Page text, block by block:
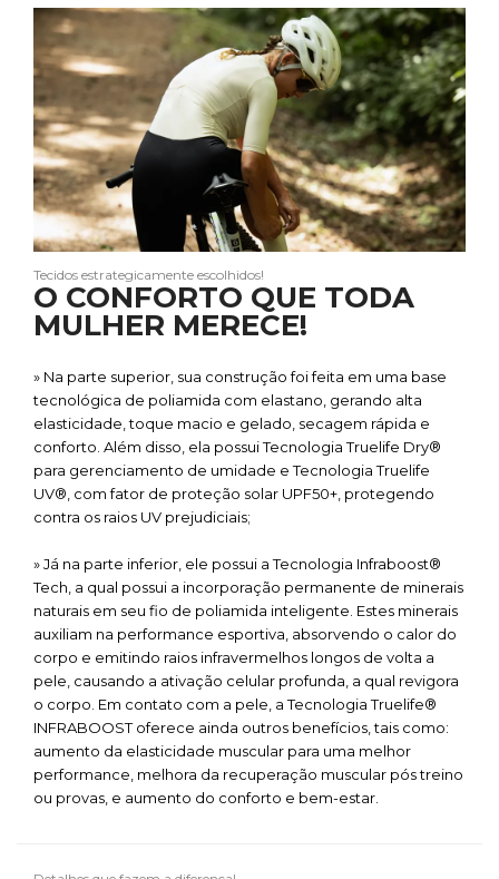
Tecidos estrategicamente escolhidos!
O CONFORTO QUE TODA
MULHER MERECE!
» Na parte superior, sua construção foi feita em uma base
tecnológica de poliamida com elastano, gerando alta
elasticidade, toque macio e gelado, secagem rápida e
conforto. Além disso, ela possui Tecnologia Truelife Dry®
para gerenciamento de umidade e Tecnologia Truelife
UV®, com fator de proteção solar UPF50+, protegendo
contra os raios UV prejudiciais;
» Já na parte inferior, ele possui a Tecnologia Infraboost®
Tech, a qual possui a incorporação permanente de minerais
naturais em seu fio de poliamida inteligente. Estes minerais
auxiliam na performance esportiva, absorvendo o calor do
corpo e emitindo raios infravermelhos longos de volta a
pele, causando a ativação celular profunda, a qual revigora
o corpo. Em contato com a pele, a Tecnologia Truelife®
INFRABOOST oferece ainda outros benefícios, tais como:
aumento da elasticidade muscular para uma melhor
performance, melhora da recuperação muscular pós treino
ou provas, e aumento do conforto e bem-estar.